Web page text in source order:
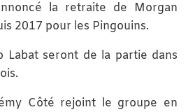
la retraite de Morgan
2017 pour les Pingouins.
Labat seront de la partie dans
Côté rejoint le groupe en